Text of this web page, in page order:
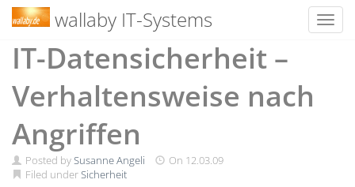
Skip
wallaby IT-Systems
IT-Datensicherheit –
Verhaltensweise nach
Angriffen
Posted bySusanne Angeli On 12.03.09
Filed underSicherheit